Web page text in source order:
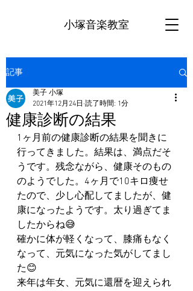
小塚音楽教室
記事
健康診断の結果
美子 小塚
2021年12月24日 読了時間: 1分
1ヶ月前の健康診断の結果を聞きに
行ってきました。結果は、満点だそ
うです。残念ながら、健康そのもの
のようでした。4ヶ月で10キロ痩せ
たので、少し心配してましたが、健
康になったようです。太り過ぎてま
したからね😅
確かに体が軽くなって、膝痛もなく
なって、元気になった気がしてまし
た😊
来年は年女、元気に還暦を迎えられ